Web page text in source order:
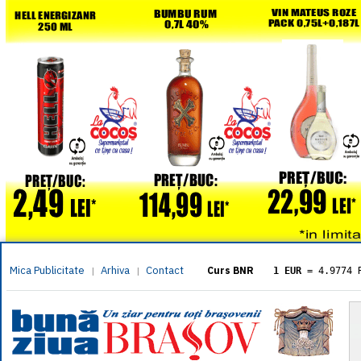
Mica Publicitate | Arhiva | Contact Curs BNR 1 EUR = 4.9774
= 5.8304
1 XAU= 464.4611
1 AED= 1.1933
1 AUD= 2.7957
1 BGN= 2.5449